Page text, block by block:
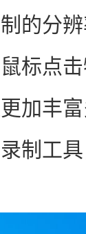
的分
标点
加丰
制工